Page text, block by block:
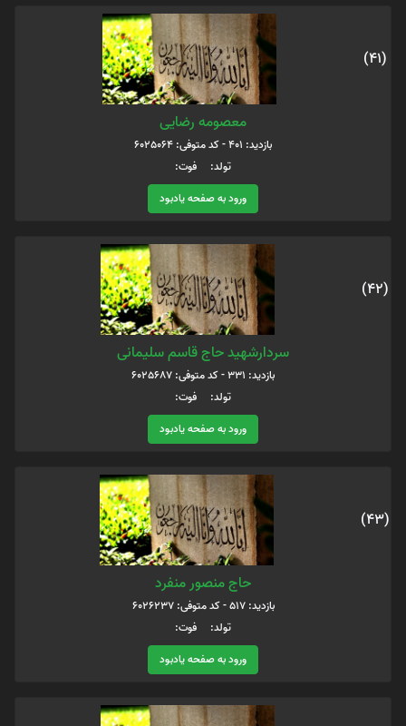
(41)
معصومه رضایی
بازدید: 401 - کد متوفی: 6025064
تولد: فوت:
ورود به صفحه یادبود
(42)
سردارشهید حاج قاسم سلیمانی
بازدید: 331 - کد متوفی: 6025687
تولد: فوت:
ورود به صفحه یادبود
(43)
حاج منصور منفرد
بازدید: 517 - کد متوفی: 6026237
تولد: فوت:
ورود به صفحه یادبود